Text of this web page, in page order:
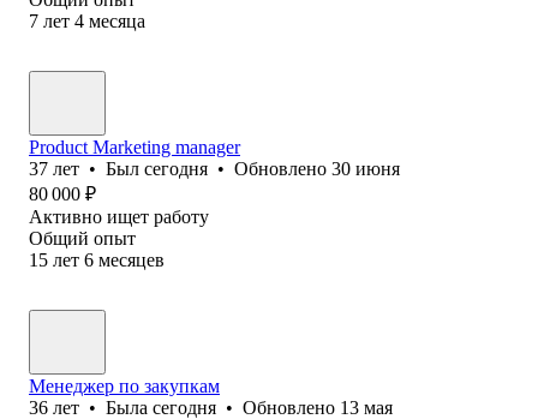
7 лет 4 месяца
Product Marketing manager
37 лет • Был сегодня • Обновлено 30 июня
80 000 ₽
Активно ищет работу
Общий опыт
15 лет 6 месяцев
Менеджер по закупкам
36 лет • Была сегодня • Обновлено 13 мая